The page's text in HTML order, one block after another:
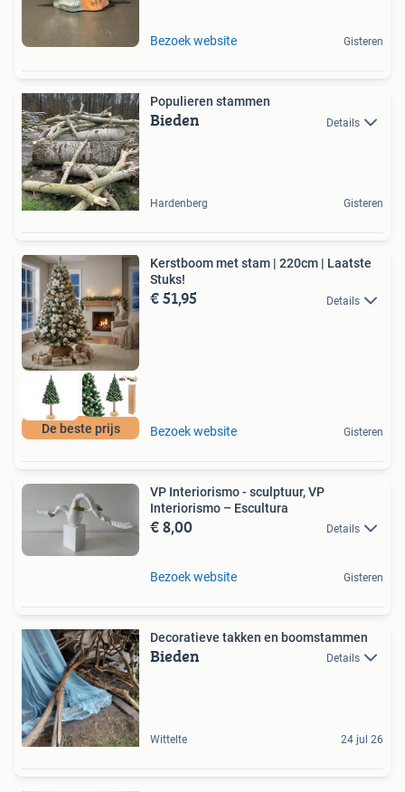
Bezoek website Gisteren
Populieren stammen
Bieden Details
Hardenberg Gisteren
De beste prijs
Kerstboom met stam | 220cm | Laatste
Stuks!
€ 51,95 Details
Bezoek website Gisteren
VP Interiorismo - sculptuur, VP
Interiorismo – Escultura
€ 8,00 Details
Bezoek website Gisteren
Decoratieve takken en boomstammen
Bieden Details
Wittelte 24 jul 26